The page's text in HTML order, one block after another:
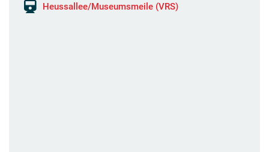
Heussallee/Museumsmeile (VRS)